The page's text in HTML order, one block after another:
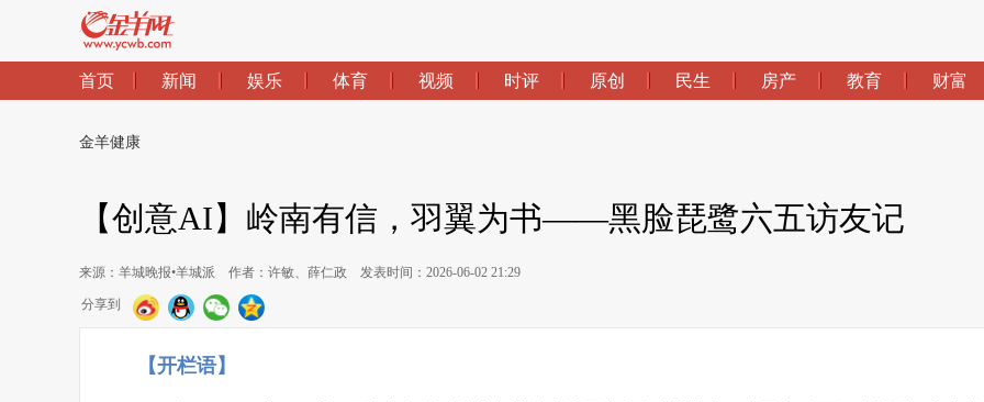
首页 新闻 娱乐 体育 视频 时评 原创 民生 房产 教育 财富
金羊健康
【创意AI】岭南有信，羽翼为书——黑脸琵鹭六五访友记
来源：羊城晚报•羊城派 作者：许敏、薛仁政 发表时间：2026-06-02 21:29
分享到
【开栏语】